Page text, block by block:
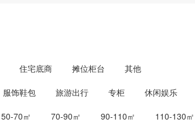
住宅底商 摊位柜台 其他
服饰鞋包 旅游出行 专柜 休闲娱乐
50-70㎡ 70-90㎡ 90-110㎡ 110-130㎡